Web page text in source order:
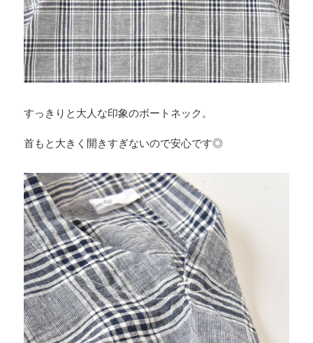
すっきりと大人な印象のボートネック。
首もと大きく開きすぎないので安心です◎